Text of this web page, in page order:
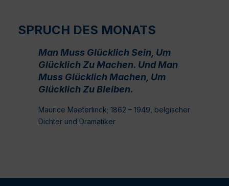
SPRUCH DES MONATS
Man Muss Glücklich Sein, Um
Glücklich Zu Machen. Und Man
Muss Glücklich Machen, Um
Glücklich Zu Bleiben.
Maurice Maeterlinck; 1862 – 1949, belgischer
Dichter und Dramatiker